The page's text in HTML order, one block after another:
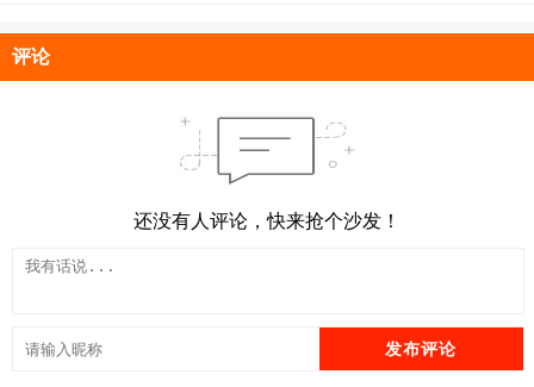
评论
还没有人评论，快来抢个沙发！
发布评论